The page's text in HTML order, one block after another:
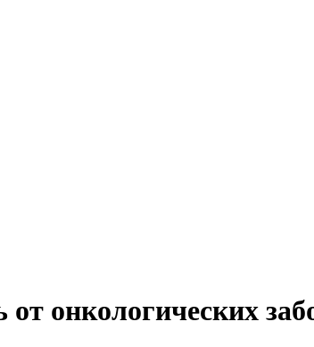
онкологических